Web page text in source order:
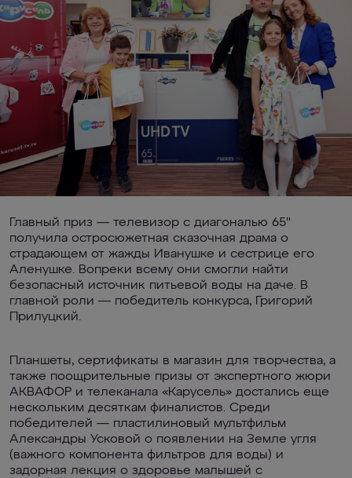
Главный приз — телевизор с диагональю 65"
получила остросюжетная сказочная драма о
страдающем от жажды Иванушке и сестрице его
Аленушке. Вопреки всему они смогли найти
безопасный источник питьевой воды на даче. В
главной роли — победитель конкурса, Григорий
Прилуцкий.
Планшеты, сертификаты в магазин для творчества, а
также поощрительные призы от экспертного жюри
АКВАФОР и телеканала «Карусель» достались еще
нескольким десяткам финалистов. Среди
победителей — пластилиновый мультфильм
Александры Усковой о появлении на Земле угля
(важного компонента фильтров для воды) и
задорная лекция о здоровье малышей с